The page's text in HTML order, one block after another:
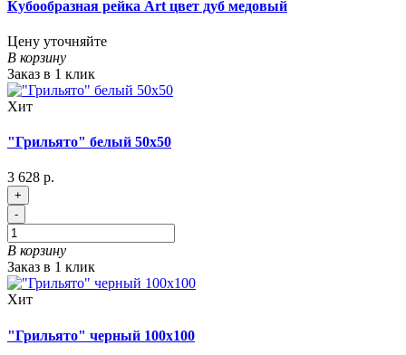
Кубообразная рейка Art цвет дуб медовый
Цену уточняйте
В корзину
Заказ в 1 клик
Хит
"Грильято" белый 50х50
3 628 р.
+
-
В корзину
Заказ в 1 клик
Хит
"Грильято" черный 100х100